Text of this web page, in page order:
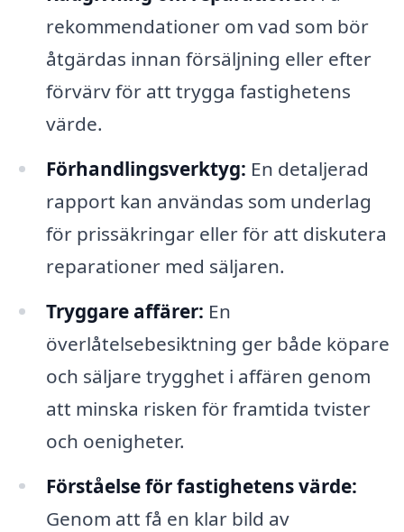
rekommendationer om vad som bör
åtgärdas innan försäljning eller efter
förvärv för att trygga fastighetens
värde.
Förhandlingsverktyg: En detaljerad
rapport kan användas som underlag
för prissäkringar eller för att diskutera
reparationer med säljaren.
Tryggare affärer: En
överlåtelsebesiktning ger både köpare
och säljare trygghet i affären genom
att minska risken för framtida tvister
och oenigheter.
Förståelse för fastighetens värde:
Genom att få en klar bild av